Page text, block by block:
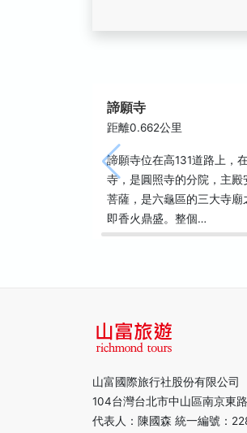
諦願寺
距離0.662公里
諦願寺位在高131道路上，
寺，是圓照寺的分院，主
菩薩，是六龜區的三大寺廟
即香火鼎盛。整個…
山富國際旅行社股份有限公司
104台灣台北市中山區南京東
代表人：陳國森 統一編號：